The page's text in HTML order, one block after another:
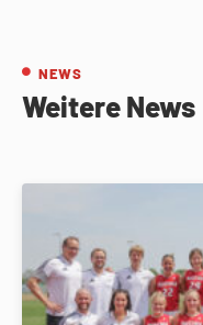
NEWS
Weitere News